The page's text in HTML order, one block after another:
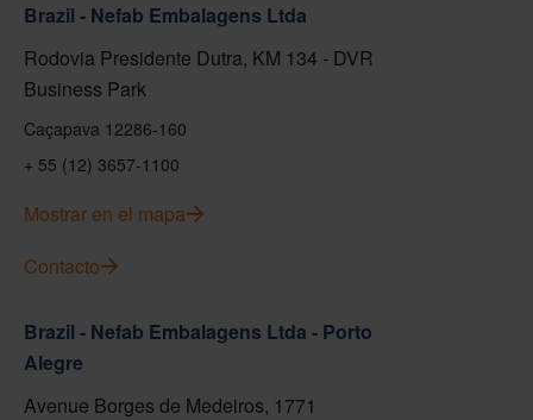
Brazil - Nefab Embalagens Ltda
Rodovia Presidente Dutra, KM 134 - DVR
Business Park
Caçapava 12286-160
+ 55 (12) 3657-1100
Mostrar en el mapa
Contacto
Brazil - Nefab Embalagens Ltda - Porto
Alegre
Avenue Borges de Medeiros, 1771